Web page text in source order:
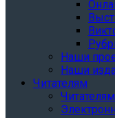
Наши
Наши
Читателям
Читателям